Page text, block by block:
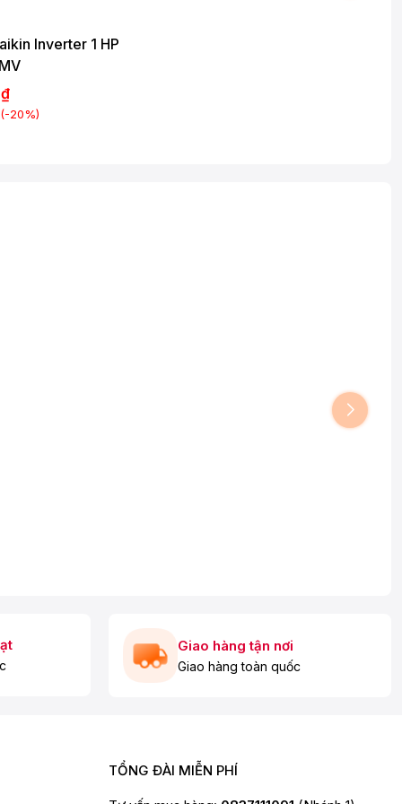
Inverter 1 HP
(-20%)
Giao hàng tận nơi
Giao hàng toàn quốc
TỔNG ĐÀI MIỄN PHÍ